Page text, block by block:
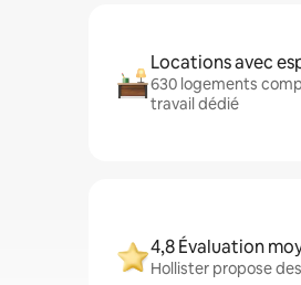
Locations avec
630 logements
travail dédié
4,8 Évaluation
Hollister propose